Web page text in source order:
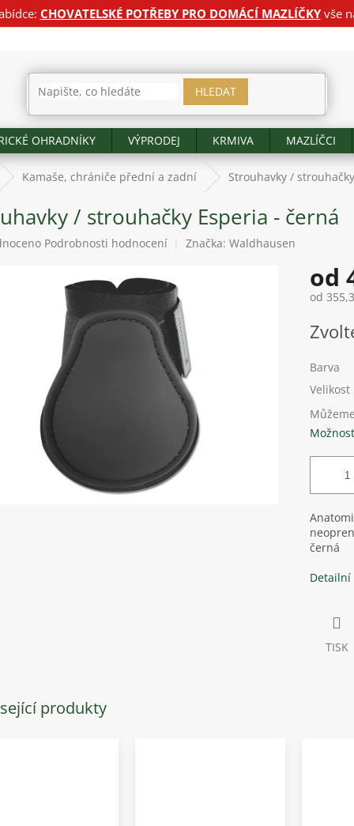
CHOVATELSKÉ POTŘEBY PRO DOMÁCÍ MAZLÍČKYvše
HLEDAT
OHRADNÍKY VÝPRODEJ KRMIVA MAZLÍČCI
Kamaše, chrániče přední a zadní Strouhavky /
/ strouhačky Esperia - černá
Podrobnosti hodnocení Značka: Waldhausen
od
od
cena:
Barva
Velikost
černá
TISK
produkty